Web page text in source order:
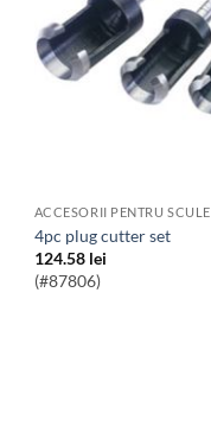
ACCESORII PENTRU
4pc plug cutter set
124.58 lei
(#87806)